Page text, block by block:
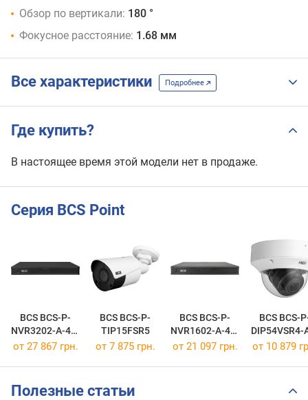
Обзор по вертикали: 180 °
Фокусное расстояние: 1.68 мм
Все характеристики Подробнее
Где купить?
В настоящее время этой модели нет в продаже.
Серия BCS Point
BCS BCS-P-
NVR3202-A-4K-
III
BCS BCS-P-
TIP15FSR5
BCS BCS-P-
NVR1602-A-4K-
III
BCS BCS-
DIP54VSR4-
от 27 867 грн. от 7 875 грн. от 21 097 грн. от 10 879
Полезные статьи